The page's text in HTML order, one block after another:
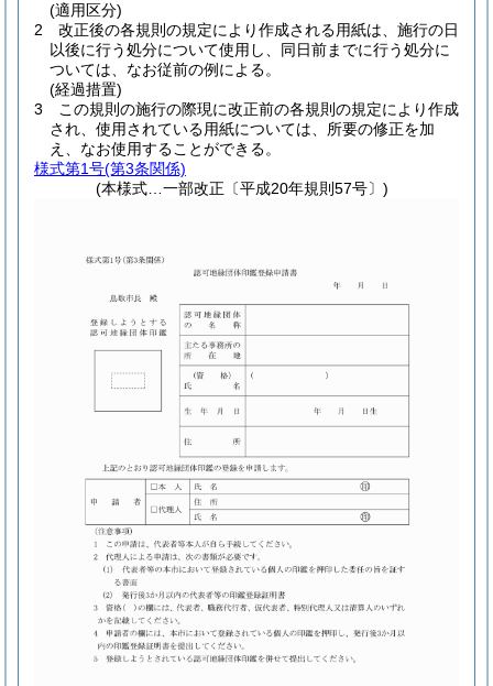
(適用区分)
2
改正後の各規則の規定により作成される用紙は、施行の日
以後に行う処分について使用し、同日前までに行う処分に
ついては、なお従前の例による。
(経過措置)
3
この規則の施行の際現に改正前の各規則の規定により作成
され、使用されている用紙については、所要の修正を加
え、なお使用することができる。
様式第1号(第3条関係)
(本様式…一部改正〔平成20年規則57号〕)